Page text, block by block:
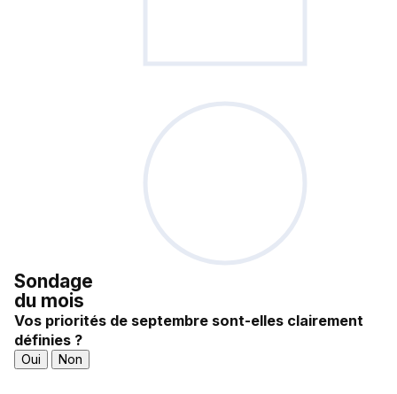
Sondage
du mois
Vos priorités de septembre sont-elles clairement
définies ?
Oui Non